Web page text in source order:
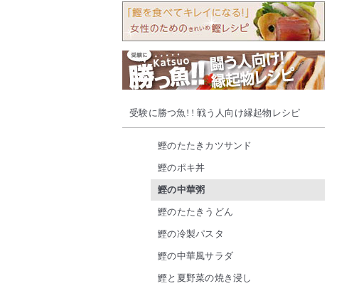
受験に勝つ魚! ! 戦う人向け縁起物レシピ
鰹のたたきカツサンド
鰹のポキ丼
鰹の中華粥
鰹のたたきうどん
鰹の冷製パスタ
鰹の中華風サラダ
鰹と夏野菜の焼き浸し